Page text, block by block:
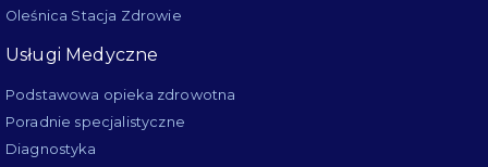
Oleśnica Stacja Zdrowie
Usługi Medyczne
Podstawowa opieka zdrowotna
Poradnie specjalistyczne
Diagnostyka